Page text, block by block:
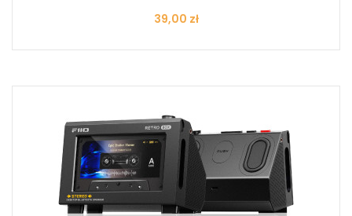
Cena
39,00 zł